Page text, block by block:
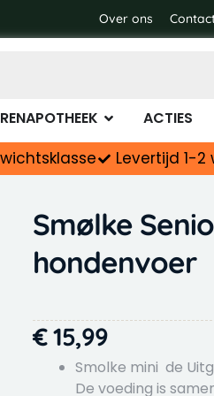
Over ons
ACCESSOIRESOPEN ACTIES
Levertijd 1-
Smølke
hondenvoer
€15,99
Smolke mini de
De voeding is
aantal